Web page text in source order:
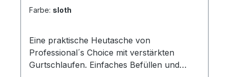
Farbe: sloth
Eine praktische Heutasche von
Professional´s Choice mit verstärkten
Gurtschlaufen. Einfaches Befüllen und